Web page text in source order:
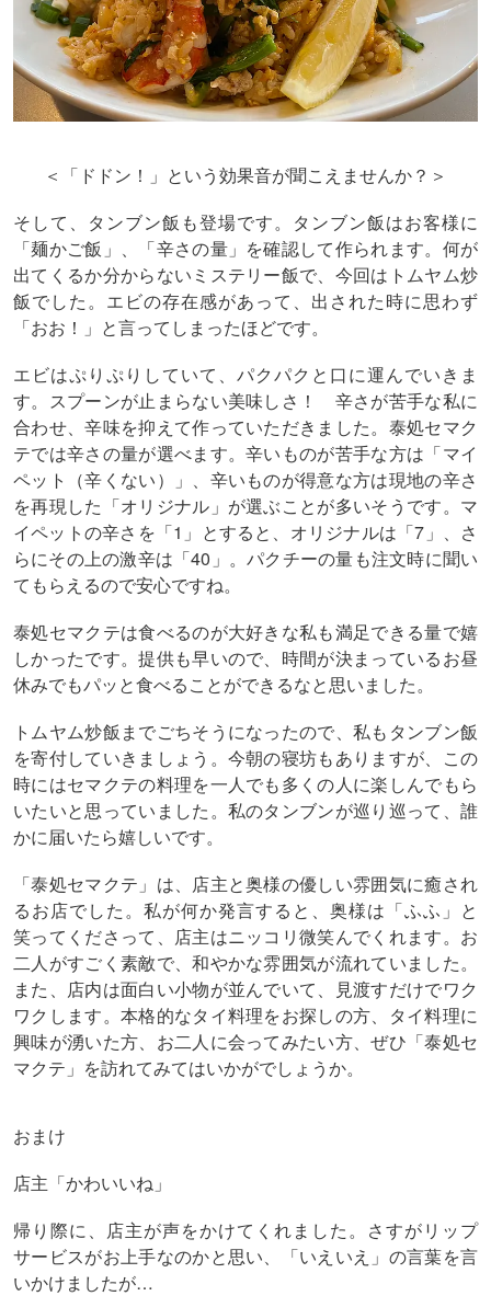
＜「ドドン！」という効果音が聞こえませんか？＞
そして、タンブン飯も登場です。タンブン飯はお客様に
「麺かご飯」、「辛さの量」を確認して作られます。何が
出てくるか分からないミステリー飯で、今回はトムヤム炒
飯でした。エビの存在感があって、出された時に思わず
「おお！」と言ってしまったほどです。
エビはぷりぷりしていて、パクパクと口に運んでいきま
す。スプーンが止まらない美味しさ！ 辛さが苦手な私に
合わせ、辛味を抑えて作っていただきました。泰処セマク
テでは辛さの量が選べます。辛いものが苦手な方は「マイ
ペット（辛くない）」、辛いものが得意な方は現地の辛さ
を再現した「オリジナル」が選ぶことが多いそうです。マ
イペットの辛さを「1」とすると、オリジナルは「7」、さ
らにその上の激辛は「40」。パクチーの量も注文時に聞い
てもらえるので安心ですね。
泰処セマクテは食べるのが大好きな私も満足できる量で嬉
しかったです。提供も早いので、時間が決まっているお昼
休みでもパッと食べることができるなと思いました。
トムヤム炒飯までごちそうになったので、私もタンブン飯
を寄付していきましょう。今朝の寝坊もありますが、この
時にはセマクテの料理を一人でも多くの人に楽しんでもら
いたいと思っていました。私のタンブンが巡り巡って、誰
かに届いたら嬉しいです。
「泰処セマクテ」は、店主と奥様の優しい雰囲気に癒され
るお店でした。私が何か発言すると、奥様は「ふふ」と
笑ってくださって、店主はニッコリ微笑んでくれます。お
二人がすごく素敵で、和やかな雰囲気が流れていました。
また、店内は面白い小物が並んでいて、見渡すだけでワク
ワクします。本格的なタイ料理をお探しの方、タイ料理に
興味が湧いた方、お二人に会ってみたい方、ぜひ「泰処セ
マクテ」を訪れてみてはいかがでしょうか。
おまけ
店主「かわいいね」
帰り際に、店主が声をかけてくれました。さすがリップ
サービスがお上手なのかと思い、「いえいえ」の言葉を言
いかけましたが…